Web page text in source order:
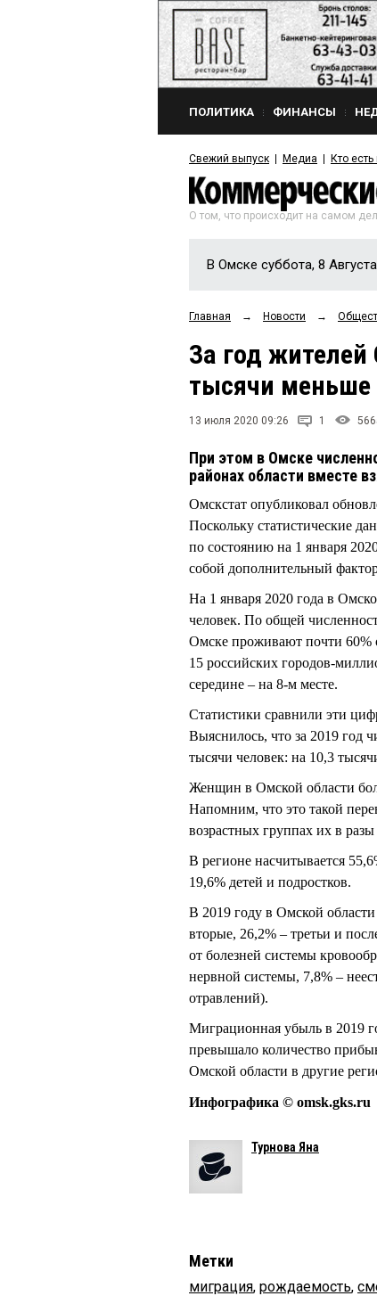
ПОЛИТИКА ФИНАНСЫ
Свежий выпуск Медиа Кто есть
О том, что происходит на самом
В Омске суббота, 8 Августа
Главная → Новости →
За год жителей
тысячи меньше
13 июля 2020 09:26 1
При этом в Омске
районах области вместе
Омскстат опубликовал
Поскольку статистические
по состоянию на 1 января
собой дополнительный
На 1 января 2020 года в
человек. По общей
Омске проживают почти 60%
15 российских городов-
середине – на 8-м месте.
Статистики сравнили эти
Выяснилось, что за 2019 год
тысячи человек: на 10,3
Женщин в Омской области
Напомним, что это такой
возрастных группах их в
В регионе насчитывается
19,6% детей и подростков.
В 2019 году в Омской
вторые, 26,2% – третьи и
от болезней системы
нервной системы, 7,8% –
отравлений).
Миграционная убыль в 2019
превышало количество
Омской области в другие
Инфографика © omsk.gks.ru
Турнова Яна
Метки
миграция, рождаемость,